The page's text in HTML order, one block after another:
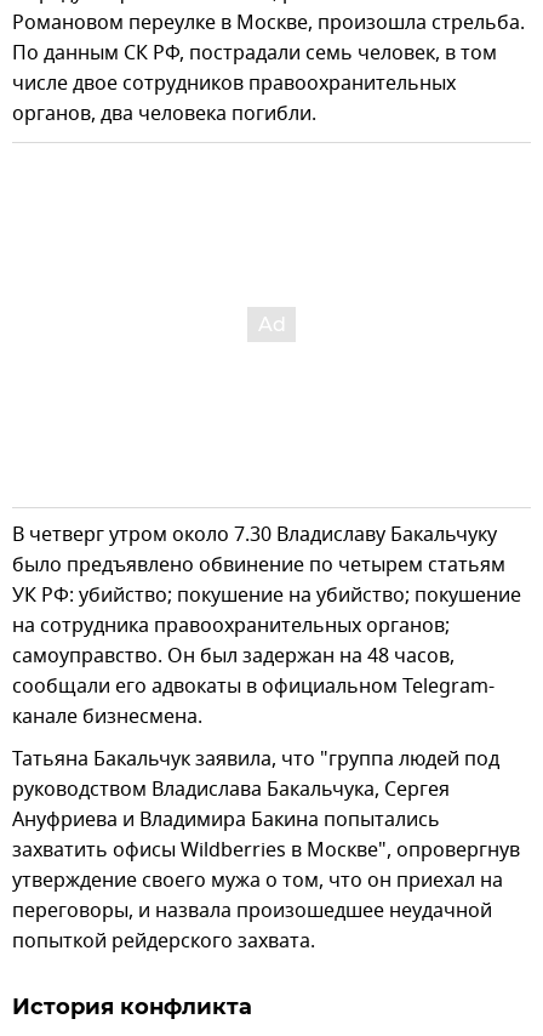
Романовом переулке в Москве, произошла стрельба.
По данным СК РФ, пострадали семь человек, в том
числе двое сотрудников правоохранительных
органов, два человека погибли.
В четверг утром около 7.30 Владиславу Бакальчуку
было предъявлено обвинение по четырем статьям
УК РФ: убийство; покушение на убийство; покушение
на сотрудника правоохранительных органов;
самоуправство. Он был задержан на 48 часов,
сообщали его адвокаты в официальном Telegram-
канале бизнесмена.
Татьяна Бакальчук заявила, что "группа людей под
руководством Владислава Бакальчука, Сергея
Ануфриева и Владимира Бакина попытались
захватить офисы Wildberries в Москве", опровергнув
утверждение своего мужа о том, что он приехал на
переговоры, и назвала произошедшее неудачной
попыткой рейдерского захвата.
История конфликта